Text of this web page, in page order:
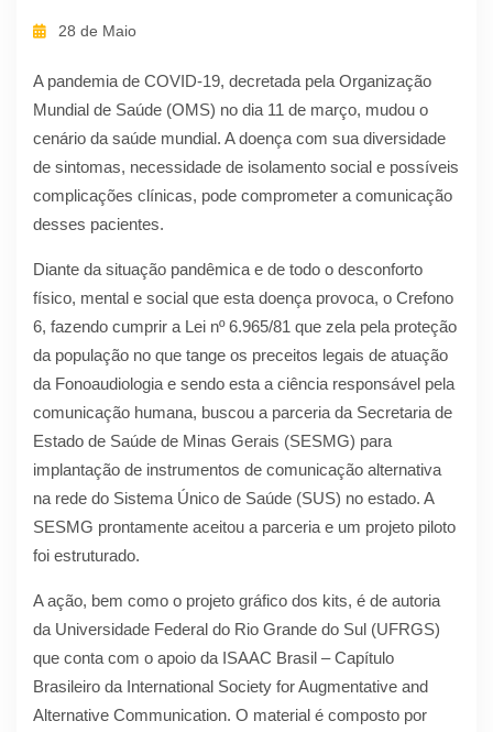
28 de Maio
A pandemia de COVID-19, decretada pela Organização
Mundial de Saúde (OMS) no dia 11 de março, mudou o
cenário da saúde mundial. A doença com sua diversidade
de sintomas, necessidade de isolamento social e possíveis
complicações clínicas, pode comprometer a comunicação
desses pacientes.
Diante da situação pandêmica e de todo o desconforto
físico, mental e social que esta doença provoca, o Crefono
6, fazendo cumprir a Lei nº 6.965/81 que zela pela proteção
da população no que tange os preceitos legais de atuação
da Fonoaudiologia e sendo esta a ciência responsável pela
comunicação humana, buscou a parceria da Secretaria de
Estado de Saúde de Minas Gerais (SESMG) para
implantação de instrumentos de comunicação alternativa
na rede do Sistema Único de Saúde (SUS) no estado. A
SESMG prontamente aceitou a parceria e um projeto piloto
foi estruturado.
A ação, bem como o projeto gráfico dos kits, é de autoria
da Universidade Federal do Rio Grande do Sul (UFRGS)
que conta com o apoio da ISAAC Brasil – Capítulo
Brasileiro da International Society for Augmentative and
Alternative Communication. O material é composto por